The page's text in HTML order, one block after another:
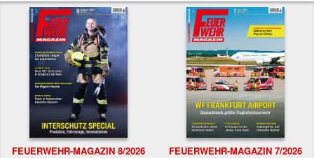
FEUERWEHR-MAGAZIN 8/2026 FEUERWEHR-MAGAZIN 7/2026